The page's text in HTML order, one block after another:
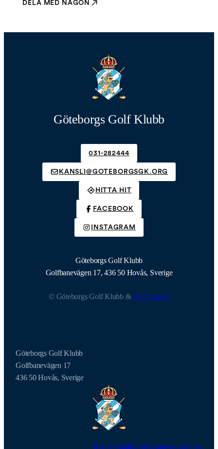
DELA MED NÅGON
Göteborgs Golf Klubb
031-282444
KANSLI@GOTEBORGSGK.ORG
HITTA HIT
FACEBOOK
INSTAGRAM
Göteborgs Golf Klubb
Golfbanevägen 17, 436 50 Hovås, Sverige
© Göteborgs Golf Klubb &Golfpress™
Göteborgs Golf Klubb
Golfbanevägen 17
436 50 Hovås, Sverige
031-282444kansli@goteborgsgk.org